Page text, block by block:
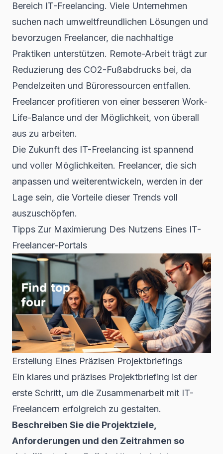
Bereich IT-Freelancing. Viele Unternehmen
suchen nach umweltfreundlichen Lösungen und
bevorzugen Freelancer, die nachhaltige
Praktiken unterstützen. Remote-Arbeit trägt zur
Reduzierung des CO2-Fußabdrucks bei, da
Pendelzeiten und Büroressourcen entfallen.
Freelancer profitieren von einer besseren Work-
Life-Balance und der Möglichkeit, von überall
aus zu arbeiten.
Die Zukunft des IT-Freelancing ist spannend
und voller Möglichkeiten. Freelancer, die sich
anpassen und weiterentwickeln, werden in der
Lage sein, die Vorteile dieser Trends voll
auszuschöpfen.
Tipps Zur Maximierung Des Nutzens Eines IT-
Freelancer-Portals
Erstellung Eines Präzisen Projektbriefings
Ein klares und präzises Projektbriefing ist der
erste Schritt, um die Zusammenarbeit mit IT-
Freelancern erfolgreich zu gestalten.
Beschreiben Sie die Projektziele,
Anforderungen und den Zeitrahmen so